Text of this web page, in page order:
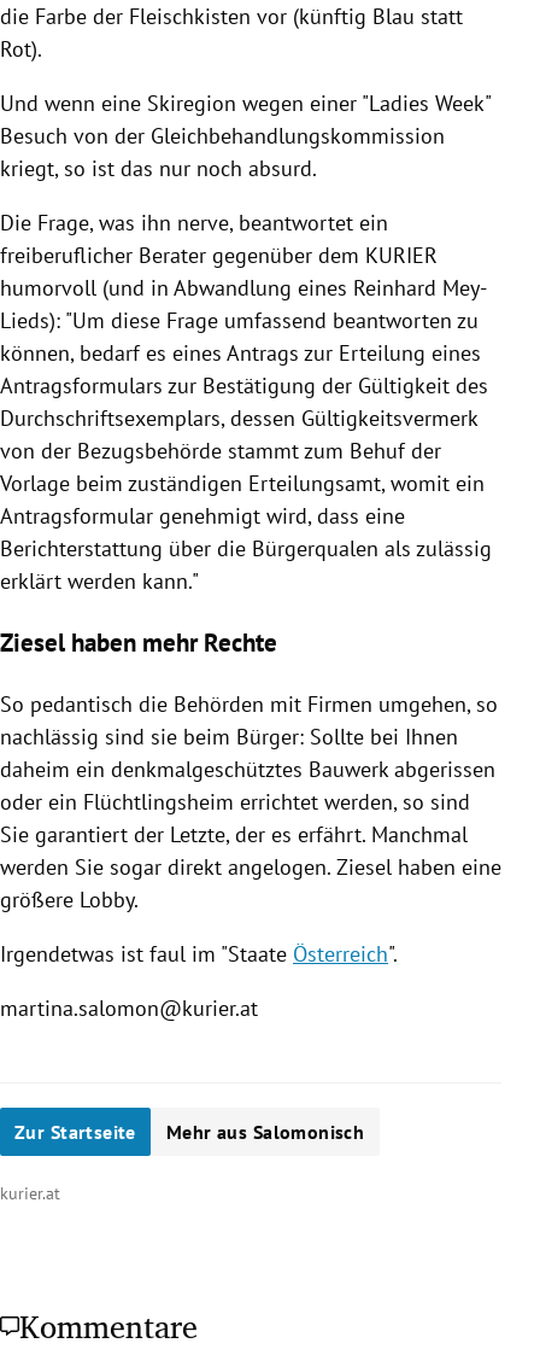
die Farbe der Fleischkisten vor (künftig Blau statt
Rot).
Und wenn eine Skiregion wegen einer "Ladies Week"
Besuch von der Gleichbehandlungskommission
kriegt, so ist das nur noch absurd.
Die Frage, was ihn nerve, beantwortet ein
freiberuflicher Berater gegenüber dem KURIER
humorvoll (und in Abwandlung eines Reinhard Mey-
Lieds): "Um diese Frage umfassend beantworten zu
können, bedarf es eines Antrags zur Erteilung eines
Antragsformulars zur Bestätigung der Gültigkeit des
Durchschriftsexemplars, dessen Gültigkeitsvermerk
von der Bezugsbehörde stammt zum Behuf der
Vorlage beim zuständigen Erteilungsamt, womit ein
Antragsformular genehmigt wird, dass eine
Berichterstattung über die Bürgerqualen als zulässig
erklärt werden kann."
Ziesel haben mehr Rechte
So pedantisch die Behörden mit Firmen umgehen, so
nachlässig sind sie beim Bürger: Sollte bei Ihnen
daheim ein denkmalgeschütztes Bauwerk abgerissen
oder ein Flüchtlingsheim errichtet werden, so sind
Sie garantiert der Letzte, der es erfährt. Manchmal
werden Sie sogar direkt angelogen. Ziesel haben eine
größere Lobby.
Irgendetwas ist faul im "Staate Österreich".
martina.salomon@kurier.at
Zur Startseite Mehr aus Salomonisch
kurier.at
Kommentare